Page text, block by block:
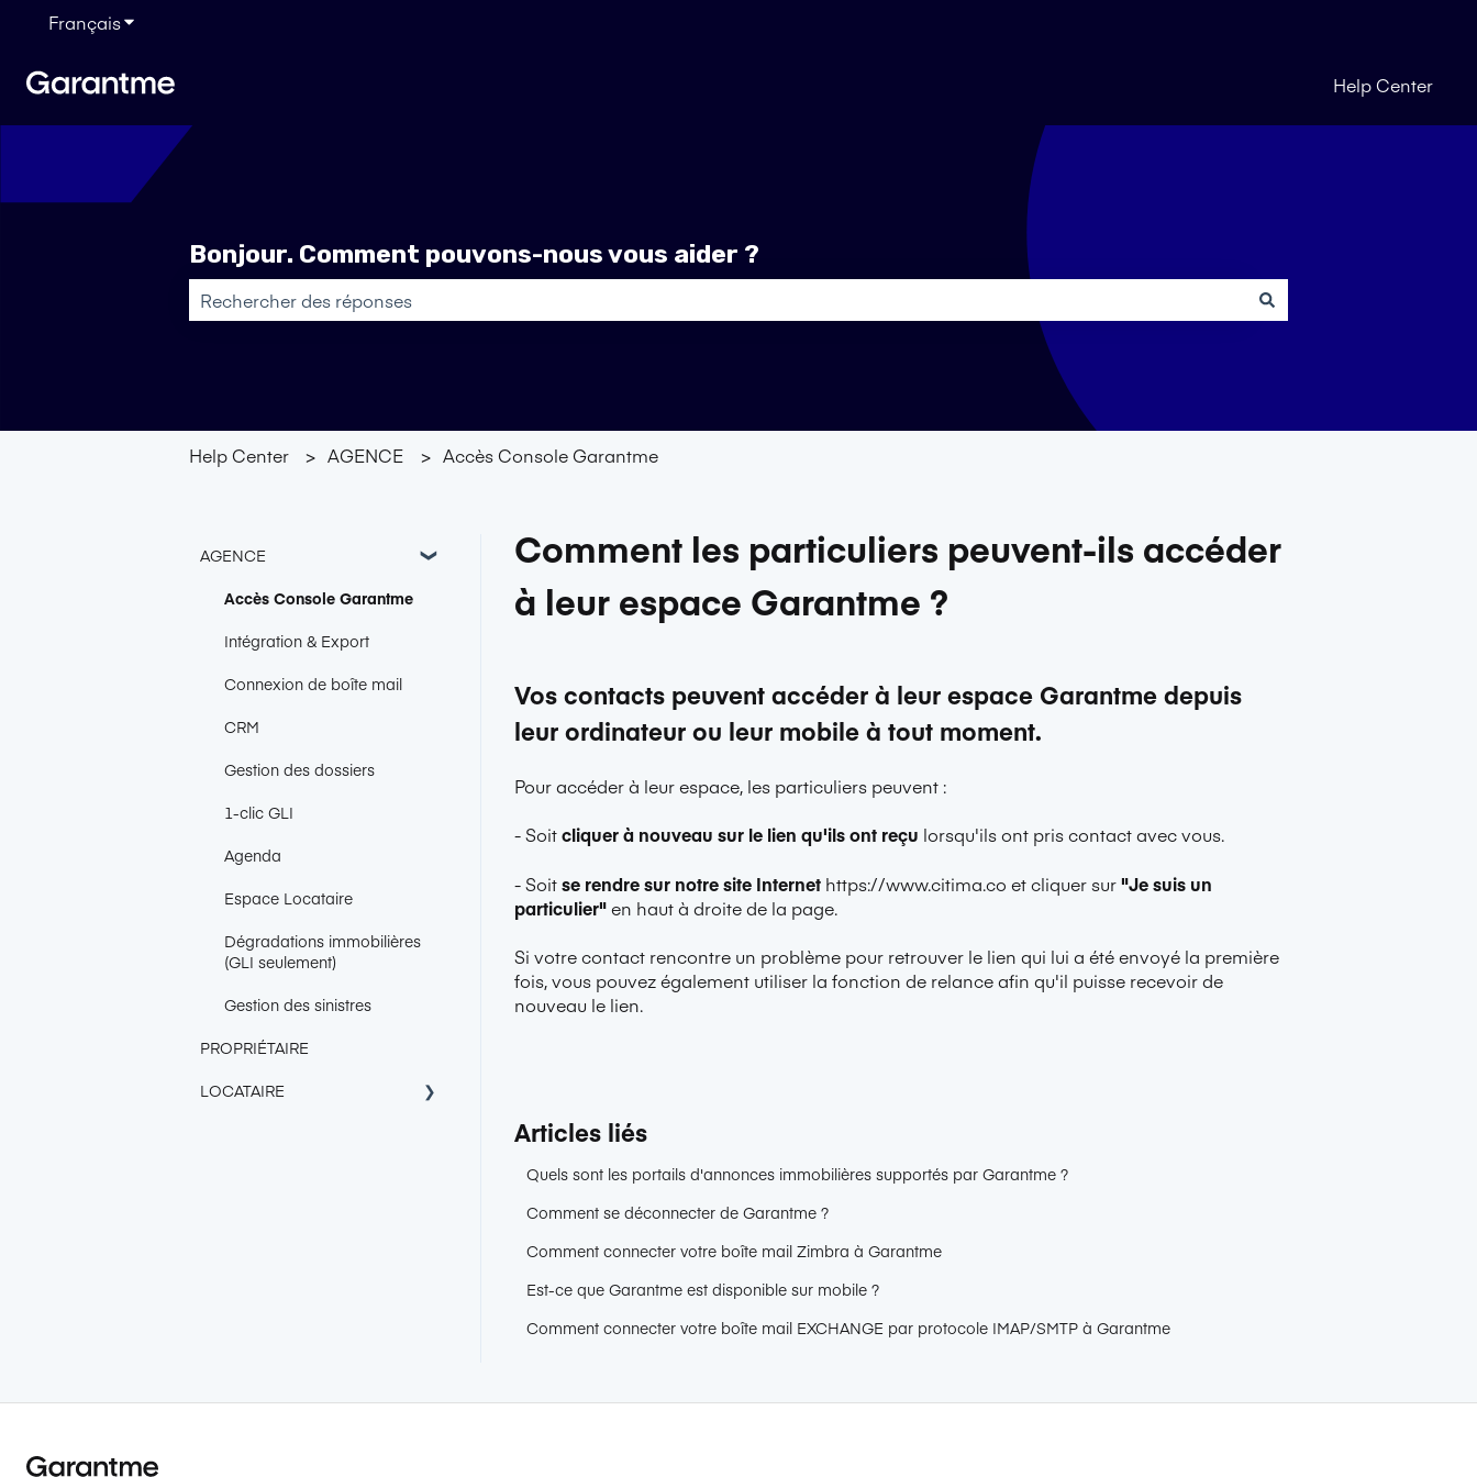
FrançaisAfficher le sous-menu pour les traductions
Help Center
Bonjour. Comment pouvons-nous vous aider ?
Help Center AGENCE Accès Console Garantme
Comment les particuliers peuvent-ils accéder
à leur espace Garantme ?
Vos contacts peuvent accéder à leur espace Garantme depuis
leur ordinateur ou leur mobile à tout moment.
Pour accéder à leur espace, les particuliers peuvent :
- Soitcliquer à nouveau sur le lien qu'ils ont reçu lorsqu'ils ont pris contact avec vous.
- Soitse rendre sur notre site Internet https://www.citima.co et cliquer sur"Je suis un
particulier"en haut à droite de la page.
Si votre contact rencontre un problème pour retrouver le lien qui lui a été envoyé la première
fois, vous pouvez également utiliser la fonction de relanceafin qu'il puisse recevoir de
nouveau le lien.
Articles liés
Quels sont les portails d'annonces immobilières supportés par Garantme ?
Comment se déconnecter de Garantme ?
Comment connecter votre boîte mail Zimbra à Garantme
Est-ce que Garantme est disponible sur mobile ?
Comment connecter votre boîte mail EXCHANGE par protocole IMAP/SMTP à Garantme
AGENCE
Accès Console Garantme
Intégration & Export
Connexion de boîte mail
CRM
Gestion des dossiers
1-clic GLI
Agenda
Espace Locataire
Dégradations immobilières
(GLI seulement)
Gestion des sinistres
PROPRIÉTAIRE
LOCATAIRE